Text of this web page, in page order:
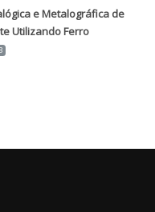
e Metalográfica de
Utilizando Ferro